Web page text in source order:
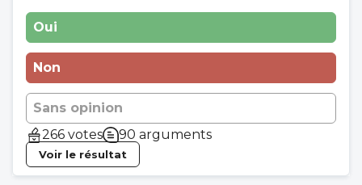
Oui
Non
Sans opinion
266 votes
90 arguments
Voir le résultat